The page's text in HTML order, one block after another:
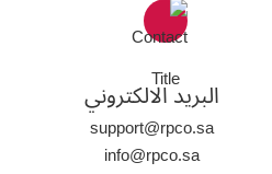
البريد الالكتروني
support@rpco.sa
info@rpco.sa